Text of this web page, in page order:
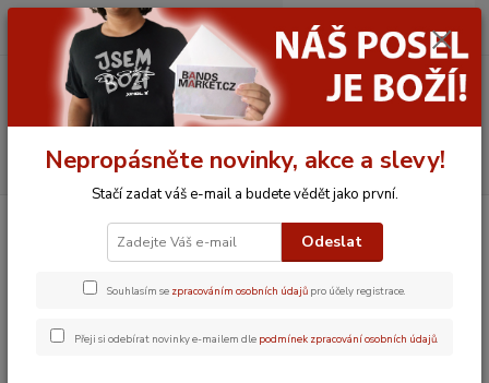
Menu
CZK
Hledat
za0,00 Kč
Roman Horký: Kytarová dílna –
DVD 4
Nepropásněte novinky, akce a slevy!
Stačí zadat váš e-mail a budete vědět jako první.
Odeslat
Souhlasím se zpracováním osobních údajů pro účely registrace.
Přeji si odebírat novinky e-mailem dle podmínek zpracování osobních údajů